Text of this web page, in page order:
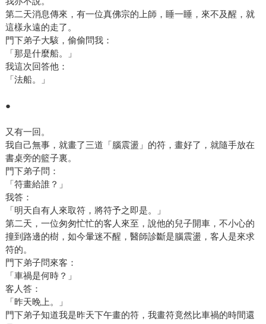
第二天消息傳來，有一位真佛宗的上師，睡一睡，來不及醒，就
這樣永遠的走了。
門下弟子大駭，偷偷問我：
「那是什麼船。」
我這次回答他：
「法船。」
●
又有一回。
我自己無事，就畫了三道「腦震盪」的符，畫好了，就隨手放在
書桌旁的籃子裏。
門下弟子問：
「符畫給誰？」
我答：
「明天自有人來取符，將符予之即是。」
第二天，一位匆匆忙忙的客人來至，說他的兒子開車，不小心的
撞到路邊的樹，如今暈迷不醒，醫師診斷是腦震盪，客人是來求
符的。
門下弟子問來客：
「車禍是何時？」
客人答：
「昨天晚上。」
門下弟子知道我是昨天下午畫的符，我畫符竟然比車禍的時間還